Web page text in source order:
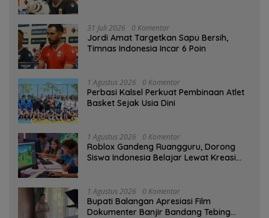
31 Juli 2026 0 Komentar
Jordi Amat Targetkan Sapu Bersih,
Timnas Indonesia Incar 6 Poin
1 Agustus 2026 0 Komentar
Perbasi Kalsel Perkuat Pembinaan Atlet
Basket Sejak Usia Dini
1 Agustus 2026 0 Komentar
Roblox Gandeng Ruangguru, Dorong
Siswa Indonesia Belajar Lewat Kreasi
1 Agustus 2026 0 Komentar
Bupati Balangan Apresiasi Film
Dokumenter Banjir Bandang Tebing